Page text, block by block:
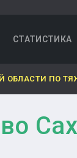
СТАТИСТИКА
ОБЛАСТИ ПО